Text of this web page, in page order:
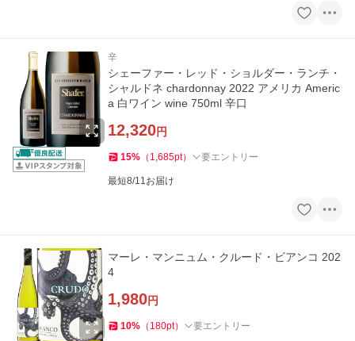
辛
シェーファー・レッド・ショルダー・ランチ・
シャルドネ chardonnay 2022 アメリカ Americ
a 白ワイン wine 750ml 辛口
12,320円
15% （ 1,685pt） 要エントリー
最短8/11お届け
マーレ・マンニュム・クルード・ビアンコ 202
4
1,980円
10% （ 180pt） 要エントリー